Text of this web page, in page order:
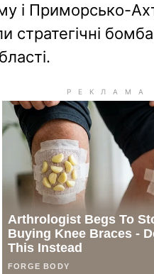
і Приморсько-
стратегічні